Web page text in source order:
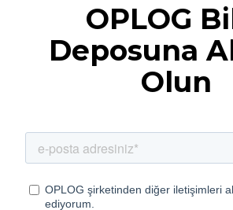
OPLOG
Deposuna
Olun